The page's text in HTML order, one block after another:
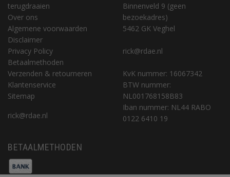
terugdraaien
Over ons
Algemene voorwaarden
Disclaimer
Privacy Policy
Betaalmethoden
Verzenden & retourneren
Klantenservice
Sitemap
rick@rdae.nl
Binnenveld 9 (geen
bezoekadres)
5462 GK Veghel
rick@rdae.nl
KvK nummer: 16067342
BTW nummer:
NL001768158B83
Iban nummer: NL44 RABO
0122 6410 19
BETAALMETHODEN